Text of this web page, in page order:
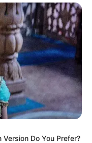
Do You Prefer?